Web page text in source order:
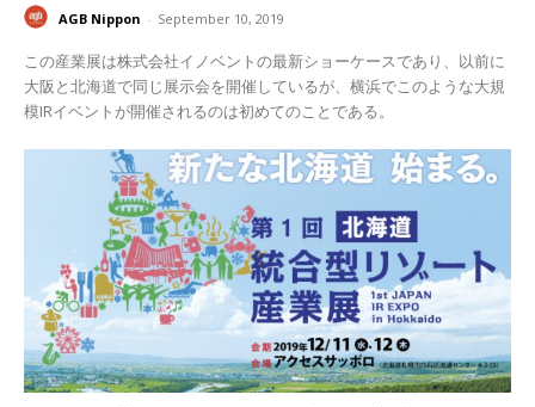
AGB Nippon - September 10, 2019
この産業展は株式会社イノベントの最新ショーケースであり、以前に
大阪と北海道で同じ展示会を開催しているが、横浜でこのような大規
模IRイベントが開催されるのは初めてのことである。